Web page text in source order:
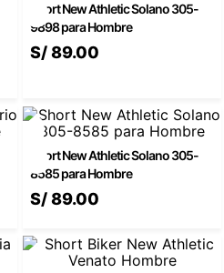
Short New Athletic Solano 305-
9898 para Hombre
S/89.00
Short New Athletic Solano 305-
8585 para Hombre
S/89.00